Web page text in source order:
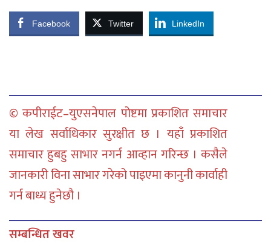
Facebook Twitter LinkedIn
© कपीराईट–युएसनेपाल पोष्टमा प्रकाशित समाचार
या लेख सर्वाधिकार सुरक्षीत छ । यहाँ प्रकाशित
समाचार हुबहु साभार नगर्न आव्हान गरिन्छ । कसैले
जानकारी विना साभार गरेको पाइएमा कानुनी कार्वाही
गर्न बाध्य हुनेछौ ।
सम्बन्धित खवर